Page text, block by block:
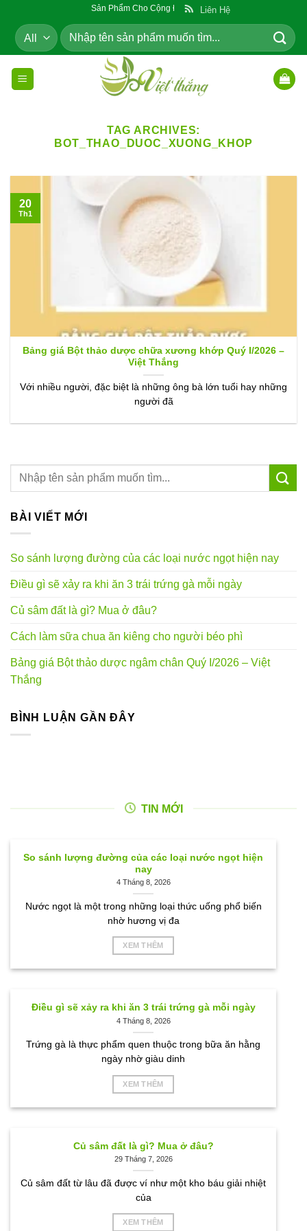
content
Sản Phẩm Cho Cộng Đồng Liên Hệ
Tìm
kiếm:
TAG ARCHIVES:
BOT_THAO_DUOC_XUONG_KHOP
Bảng giá Bột thảo dược chữa xương khớp Quý I/2026 –
Việt Thắng
Với nhiều người, đặc biệt là những ông bà lớn tuổi hay những
người đã
20
Th1
BÀI VIẾT MỚI
So sánh lượng đường của các loại nước ngọt hiện nay
Điều gì sẽ xảy ra khi ăn 3 trái trứng gà mỗi ngày
Củ sâm đất là gì? Mua ở đâu?
Cách làm sữa chua ăn kiêng cho người béo phì
Bảng giá Bột thảo dược ngâm chân Quý I/2026 – Việt
Thắng
BÌNH LUẬN GẦN ĐÂY
TIN MỚI
So sánh lượng đường của các loại nước ngọt hiện
nay
4 Tháng 8, 2026
Nước ngọt là một trong những loại thức uống phổ biến
nhờ hương vị đa
XEM THÊM
Điều gì sẽ xảy ra khi ăn 3 trái trứng gà mỗi ngày
4 Tháng 8, 2026
Trứng gà là thực phẩm quen thuộc trong bữa ăn hằng
ngày nhờ giàu dinh
XEM THÊM
Củ sâm đất là gì? Mua ở đâu?
29 Tháng 7, 2026
Củ sâm đất từ lâu đã được ví như một kho báu giải nhiệt
của
XEM THÊM